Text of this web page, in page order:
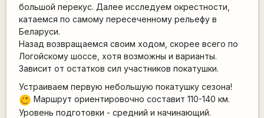
большой перекус. Далее исследуем окрестности,
катаемся по самому пересеченному рельефу в
Беларуси.
Назад возвращаемся своим ходом, скорее всего по
Логойскому шоссе, хотя возможны и варианты.
Зависит от остатков сил участников покатушки.
Устраиваем первую небольшую покатушку сезона!
;)
Маршрут ориентировочно составит 110-140 км.
Уровень подготовки - средний и начинающий.